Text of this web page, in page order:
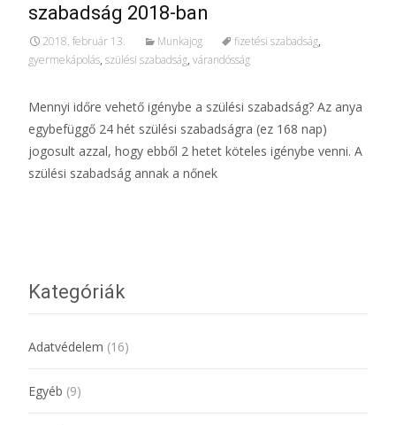
szabadság 2018-ban
2018. február 13. Munkajog fizetési szabadság,
gyermekápolás, szülési szabadság, várandósság
Mennyi időre vehető igénybe a szülési szabadság? Az anya
egybefüggő 24 hét szülési szabadságra (ez 168 nap)
jogosult azzal, hogy ebből 2 hetet köteles igénybe venni. A
szülési szabadság annak a nőnek
Kategóriák
Adatvédelem (16)
Egyéb (9)